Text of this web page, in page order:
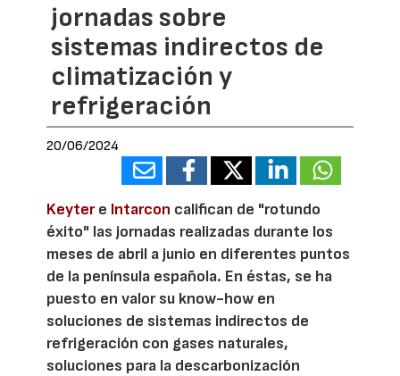
jornadas sobre
sistemas indirectos de
climatización y
refrigeración
20/06/2024
Keytere Intarcon califican de "rotundo
éxito" las jornadas realizadas durante los
meses de abril a junio en diferentes puntos
de la península española. En éstas, se ha
puesto en valor su know-how en
soluciones de sistemas indirectos de
refrigeración con gases naturales,
soluciones para la descarbonización